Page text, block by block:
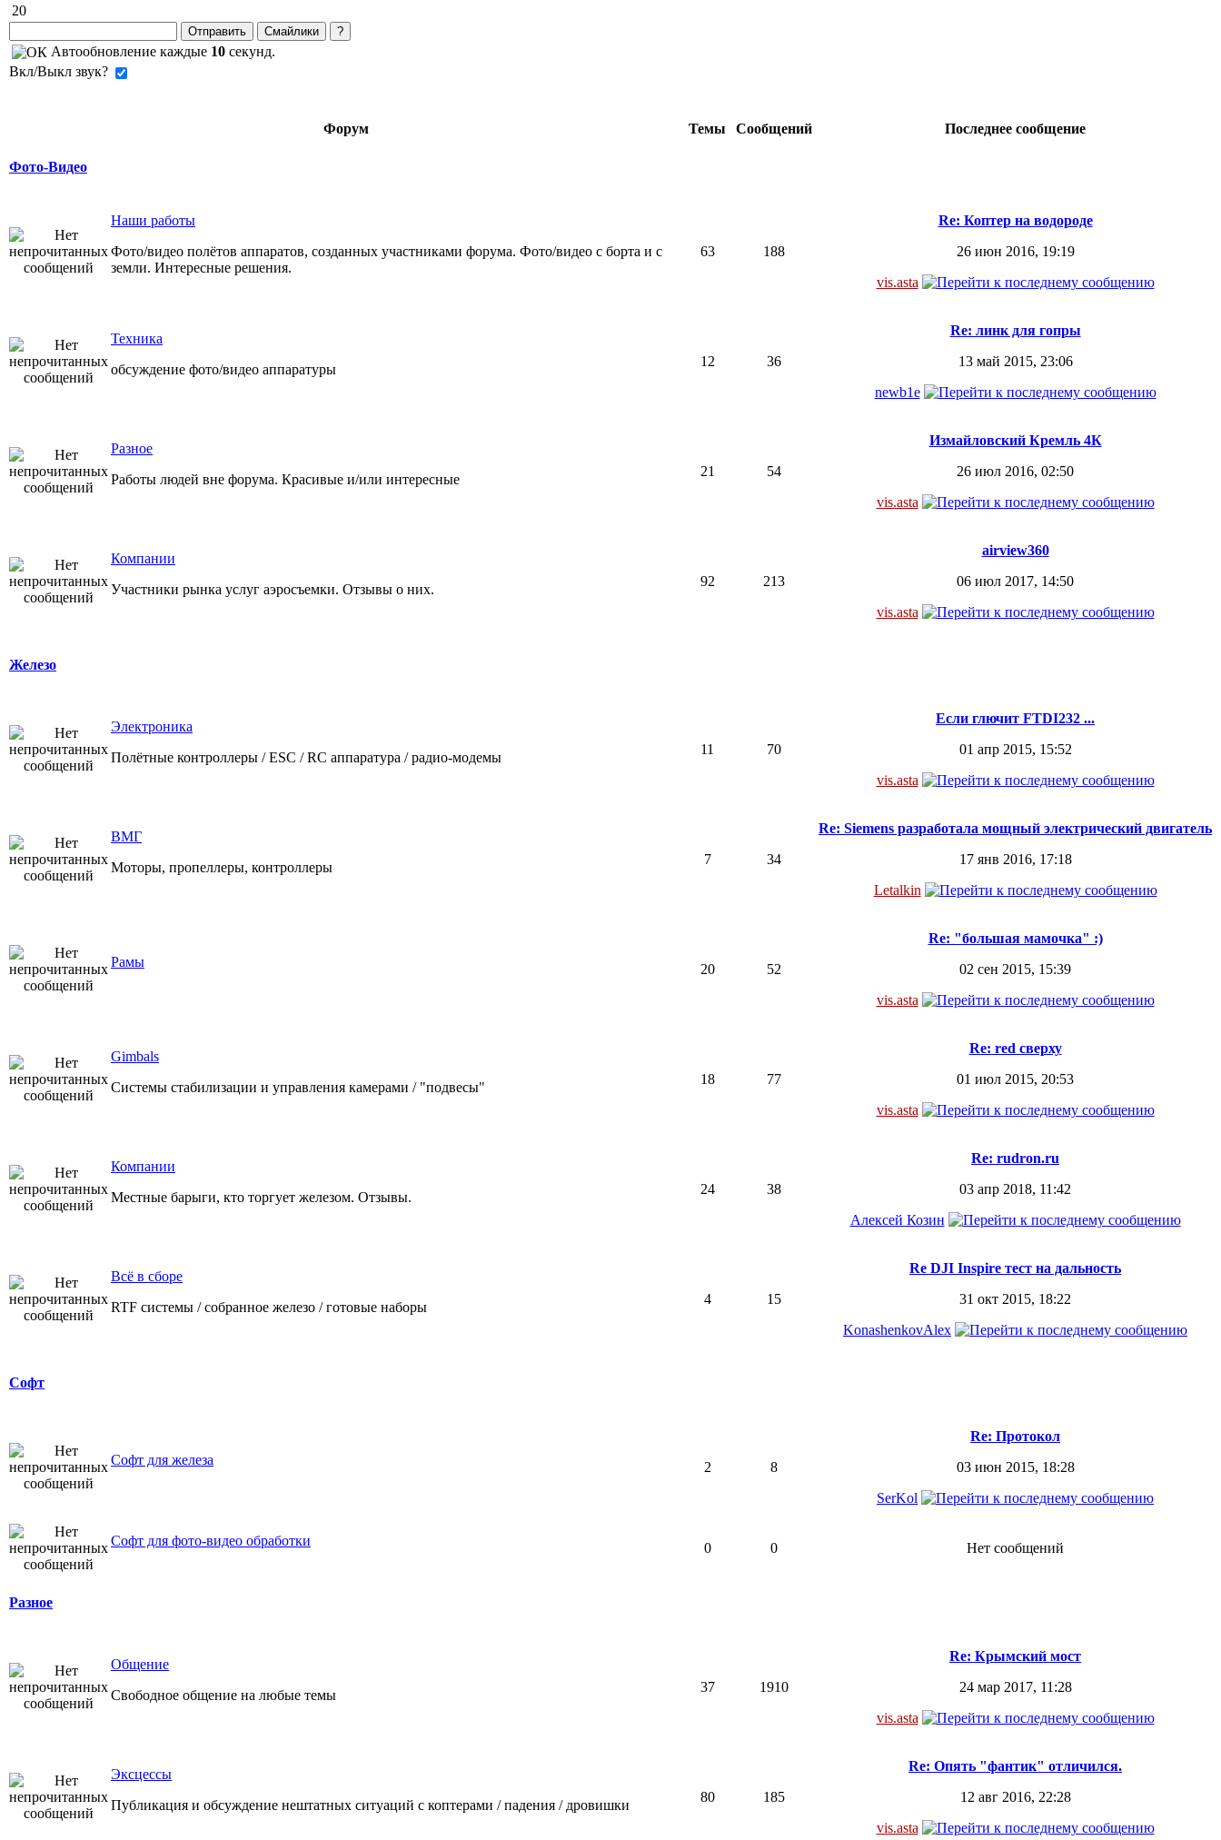
20
Автообновление каждые 10 секунд.
Вкл/Выкл звук?
Форум Темы Сообщений Последнее сообщение
Фото-Видео
Наши работы
Фото/видео полётов аппаратов, созданных участниками форума. Фото/видео с борта и с
земли. Интересные решения.
63 188
Re: Коптер на водороде
26 июн 2016, 19:19
vis.asta
Техника
обсуждение фото/видео аппаратуры
12 36
Re: линк для гопры
13 май 2015, 23:06
newb1e
Разное
Работы людей вне форума. Красивые и/или интересные
21 54
Измайловский Кремль 4К
26 июл 2016, 02:50
vis.asta
Компании
Участники рынка услуг аэросъемки. Отзывы о них.
92 213
airview360
06 июл 2017, 14:50
vis.asta
Железо
Электроника
Полётные контроллеры / ESC / RC аппаратура / радио-модемы
11 70
Если глючит FTDI232 ...
01 апр 2015, 15:52
vis.asta
ВМГ
Моторы, пропеллеры, контроллеры
7 34
Re: Siemens разработала мощный электрический двигатель
17 янв 2016, 17:18
Letalkin
Рамы 20 52
Re: "большая мамочка" :)
02 сен 2015, 15:39
vis.asta
Gimbals
Системы стабилизации и управления камерами / "подвесы"
18 77
Re: red сверху
01 июл 2015, 20:53
vis.asta
Компании
Местные барыги, кто торгует железом. Отзывы.
24 38
Re: rudron.ru
03 апр 2018, 11:42
Алексей Козин
Всё в сборе
RTF системы / собранное железо / готовые наборы
4 15
Re DJI Inspire тест на дальность
31 окт 2015, 18:22
KonashenkovAlex
Софт
Софт для железа 2 8
Re: Протокол
03 июн 2015, 18:28
SerKol
Софт для фото-видео обработки 0 0 Нет сообщений
Разное
Общение
Свободное общение на любые темы
37 1910
Re: Крымский мост
24 мар 2017, 11:28
vis.asta
Эксцессы
Публикация и обсуждение нештатных ситуаций с коптерами / падения / дровишки
80 185
Re: Опять "фантик" отличился.
12 авг 2016, 22:28
vis.asta